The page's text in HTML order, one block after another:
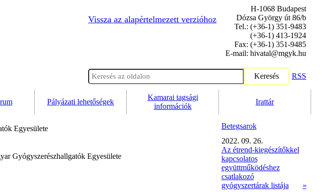
Vissza az alapértelmezett verzióhoz
H-1068 Budapest
Dózsa György út 86/b
Tel.: (+36-1) 351-9483
(+36-1) 413-1924
Fax: (+36-1) 351-9485
E-mail: hivatal@mgyk.hu
Keresés RSS
Pályázati lehetőségek
Kamarai tagsági
információk
Irattár
Egyesülete
Betegsarok
2022. 09. 26.
Az étrend-kiegészítőkkel
kapcsolatos
együttműködéshez
csatlakozó
gyógyszertárak listája
»